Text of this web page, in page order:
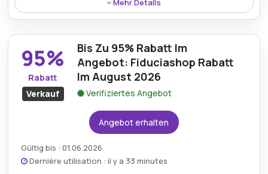
Mehr Details
Kinderbank mit dem Fiduciashop-Rabattcode.
Mindestkaufbetrag:Keine Mindestausgaben
Berechtigung:Für alle Kunden
Art des Angebots:Zeitlich begrenztes Angebot
Nicht mit anderen Aktionen
kombinierbar
95%
Rabatt
Verkauf
Bis Zu 95% Rabatt Im
Angebot: Fiduciashop Rabatt
Im August 2026
Verifiziertes Angebot
Angebot erhalten
Gültig bis : 01.06.2026
Dernière utilisation : il y a 33 minutes